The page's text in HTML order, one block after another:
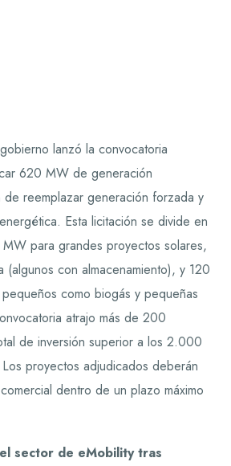
lanzó la convocatoria
620 MW de generación
reemplazar generación forzada y
Esta licitación se divide en
para grandes proyectos solares,
(algunos con almacenamiento), y 120
como biogás y pequeñas
atrajo más de 200
de inversión superior a los 2.000
proyectos adjudicados deberán
dentro de un plazo máximo
sector de eMobility tras